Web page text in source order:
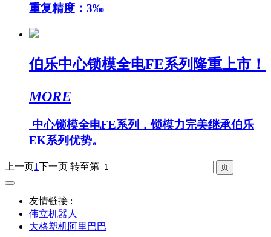
重复精度：3‰
伯乐中心锁模全电FE系列隆重上市！
MORE
中心锁模全电FE系列，锁模力完美继承伯乐
EK系列优势。
上一页1下一页 转至第
友情链接 :
伟立机器人
大格塑机阿里巴巴